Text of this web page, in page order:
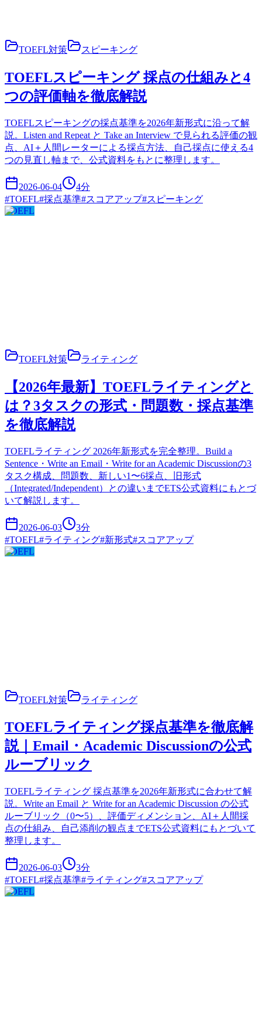
TOEFL対策 スピーキング
TOEFLスピーキング 採点の仕組みと4
つの評価軸を徹底解説
TOEFLスピーキングの採点基準を2026年新形式に沿って解
説。Listen and Repeat と Take an Interview で見られる評価の観
点、AI＋人間レーターによる採点方法、自己採点に使える4
つの見直し軸まで、公式資料をもとに整理します。
2026-06-04 4分
#TOEFL#採点基準#スコアアップ#スピーキング
TOEFL
TOEFL対策 ライティング
【2026年最新】TOEFLライティングと
は？3タスクの形式・問題数・採点基準
を徹底解説
TOEFLライティング 2026年新形式を完全整理。Build a
Sentence・Write an Email・Write for an Academic Discussionの3
タスク構成、問題数、新しい1〜6採点、旧形式
（Integrated/Independent）との違いまでETS公式資料にもとづ
いて解説します。
2026-06-03 3分
#TOEFL#ライティング#新形式#スコアアップ
TOEFL
TOEFL対策 ライティング
TOEFLライティング採点基準を徹底解
説｜Email・Academic Discussionの公式
ルーブリック
TOEFLライティング 採点基準を2026年新形式に合わせて解
説。Write an Email と Write for an Academic Discussion の公式
ルーブリック（0〜5）、評価ディメンション、AI＋人間採
点の仕組み、自己添削の観点までETS公式資料にもとづいて
整理します。
2026-06-03 3分
#TOEFL#採点基準#ライティング#スコアアップ
TOEFL